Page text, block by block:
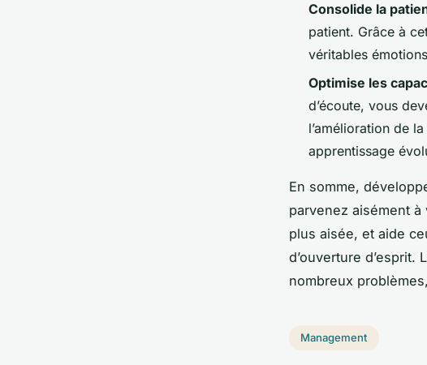
Consolide la
patient. Grâce à
véritables
Optimise les
d’écoute, vous
l’amélioration de
apprentissage
En somme,
parvenez aisément
plus aisée, et aide
d’ouverture d’esprit.
nombreux
Management